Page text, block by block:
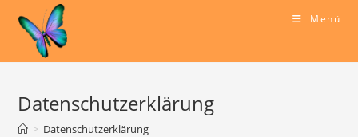
Menü
Datenschutzerklärung
> Datenschutzerklärung